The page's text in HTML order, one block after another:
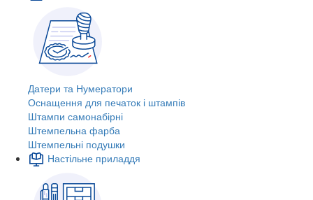
Датери та Нумератори
Оснащення для печаток і штампів
Штампи самонабірні
Штемпельна фарба
Штемпельні подушки
Настільне приладдя